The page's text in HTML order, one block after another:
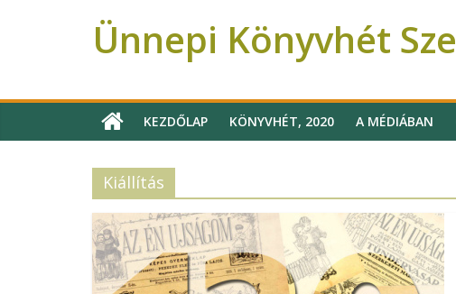
Ünnepi Könyvhét
KEZDŐLAP KÖNYVHÉT, 2020 A MÉDIÁBAN
Kiállítás